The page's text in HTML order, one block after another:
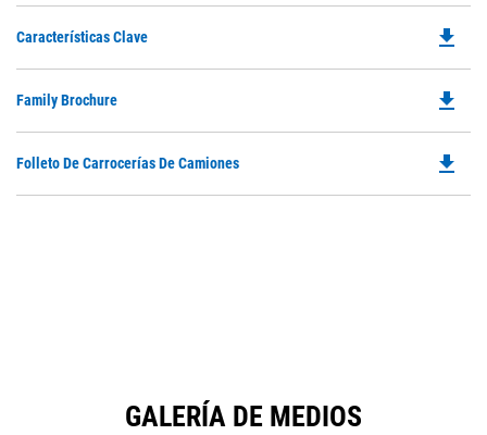
Características Clave
a
file_download
Family Brochure
a
file_download
Folleto De Carrocerías De Camiones file_download
GALERÍA DE MEDIOS